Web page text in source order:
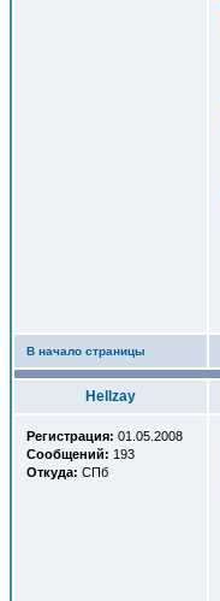
В начало страницы
Hellzay
Регистрация: 01.05.2008
Сообщений: 193
Откуда: СПб